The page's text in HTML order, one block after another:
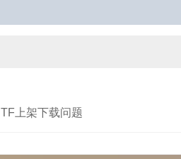
TF上架下载问题